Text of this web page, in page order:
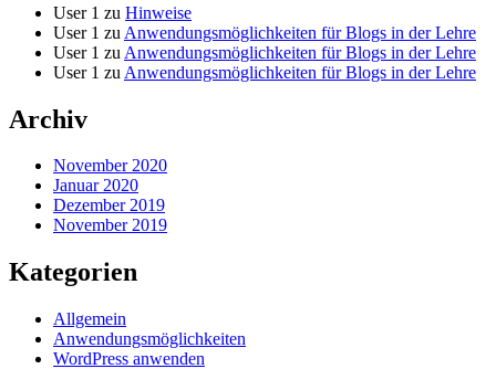
User 1 zu Hinweise
User 1 zu Anwendungsmöglichkeiten für Blogs in der Lehre
User 1 zu Anwendungsmöglichkeiten für Blogs in der Lehre
User 1 zu Anwendungsmöglichkeiten für Blogs in der Lehre
Archiv
November 2020
Januar 2020
Dezember 2019
November 2019
Kategorien
Allgemein
Anwendungsmöglichkeiten
WordPress anwenden